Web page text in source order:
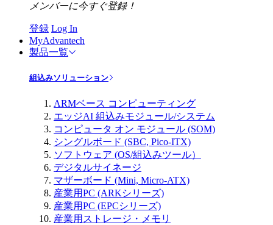
メンバーに今すぐ登録！
登録 Log In
MyAdvantech
製品一覧
組込みソリューション
ARMベース コンピューティング
エッジAI 組込みモジュール/システム
コンピュータ オン モジュール (SOM)
シングルボード (SBC, Pico-ITX)
ソフトウェア (OS/組込みツール）
デジタルサイネージ
マザーボード (Mini, Micro-ATX)
産業用PC (ARKシリーズ)
産業用PC (EPCシリーズ)
産業用ストレージ・メモリ